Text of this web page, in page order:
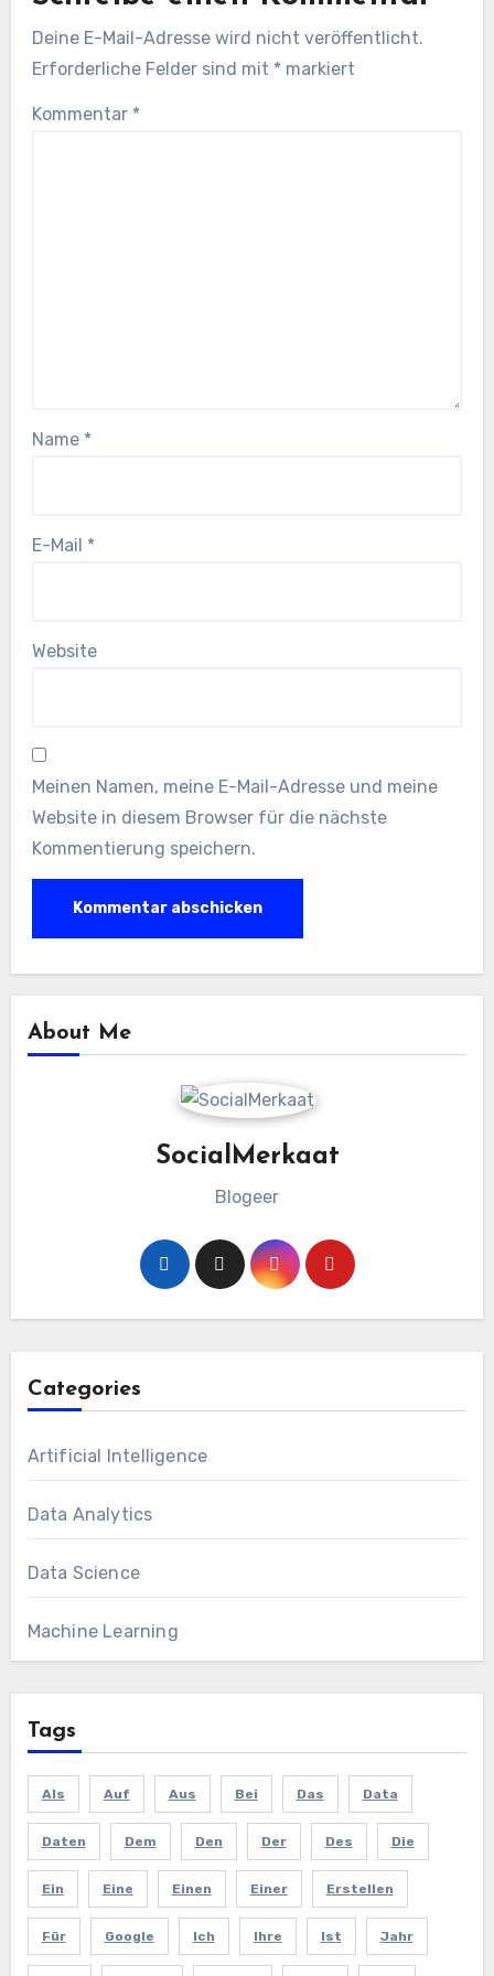
Deine E-Mail-Adresse wird nicht veröffentlicht.
Erforderliche Felder sind mit * markiert
Kommentar *
Name *
E-Mail *
Website
Meinen Namen, meine E-Mail-Adresse und meine
Website in diesem Browser für die nächste
Kommentierung speichern.
About Me
SocialMerkaat
Blogeer
Categories
Artificial Intelligence
Data Analytics
Data Science
Machine Learning
Tags
Als Auf Aus Bei Das Data
Daten Dem Den Der Des Die
Ein Eine Einen Einer Erstellen
Für Google Ich Ihre Ist Jahr